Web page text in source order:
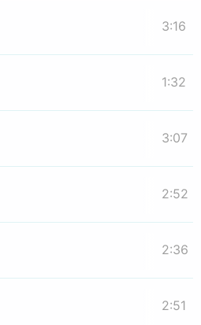
3:16
1:32
3:07
2:52
2:36
2:51